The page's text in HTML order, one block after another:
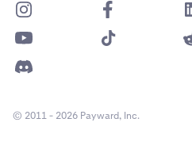
© 2011 - 2026 Payward, Inc.